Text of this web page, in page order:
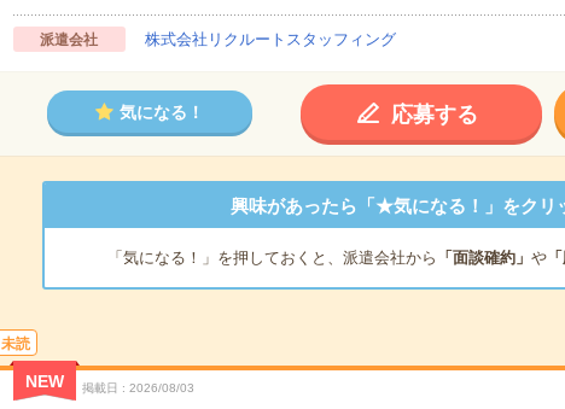
派遣会社 株式会社リクルートスタッフィング
気になる！ 応募する
興味があったら「★気になる！」をクリ
「気になる！」を押しておくと、派遣会社から 「面談確約」 や「
未読
NEW 掲載日 2026/08/03